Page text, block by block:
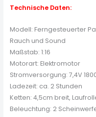
Technische Daten:
Modell: Ferngesteuerter
Rauch und Sound
Maßstab: 1:16
Motorart: Elektromotor
Stromversorgung: 7,4V
Ladezeit: ca. 2 Stunden
Ketten: 4,5cm breit,
Beleuchtung: 2